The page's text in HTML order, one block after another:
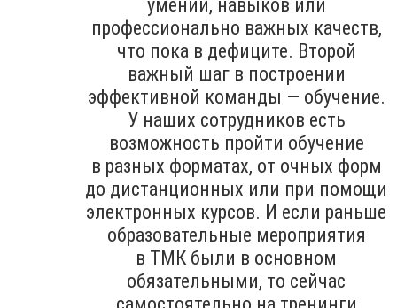
умений, навыков или
профессионально важных качеств,
что пока в дефиците. Второй
важный шаг в построении
эффективной команды — обучение.
У наших сотрудников есть
возможность пройти обучение
в разных форматах, от очных форм
до дистанционных или при помощи
электронных курсов. И если раньше
образовательные мероприятия
в ТМК были в основном
обязательными, то сейчас